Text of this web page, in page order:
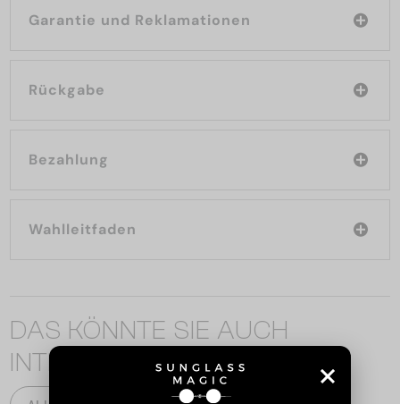
Garantie und Reklamationen
Rückgabe
Bezahlung
Wahlleitfaden
DAS KÖNNTE SIE AUCH
INTERESSIEREN